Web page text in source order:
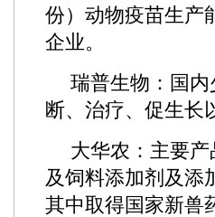
份）动物疫苗生产
企业。
瑞普生物：国
断、治疗、促生长
大华农：主要
及饲料添加剂及添
其中取得国家新兽